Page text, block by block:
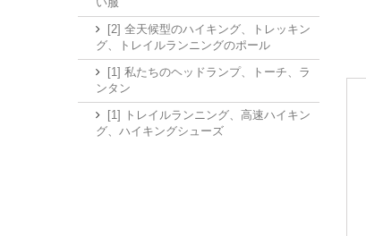
[2] 全天候型のハイキング、トレッキン
グ、トレイルランニングのポール
[1] 私たちのヘッドランプ、トーチ、ラ
ンタン
[1] トレイルランニング、高速ハイキン
グ、ハイキングシューズ